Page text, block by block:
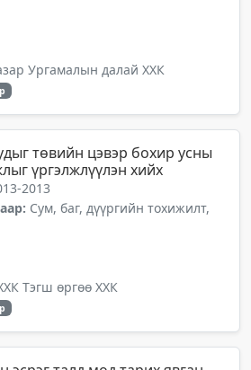
Ургамалын далай ХХК
төвийн цэвэр бохир усны
үргэлжлүүлэн хийх
2013
Сум, баг, дүүргийн тохижилт,
Тэгш өргөө ХХК